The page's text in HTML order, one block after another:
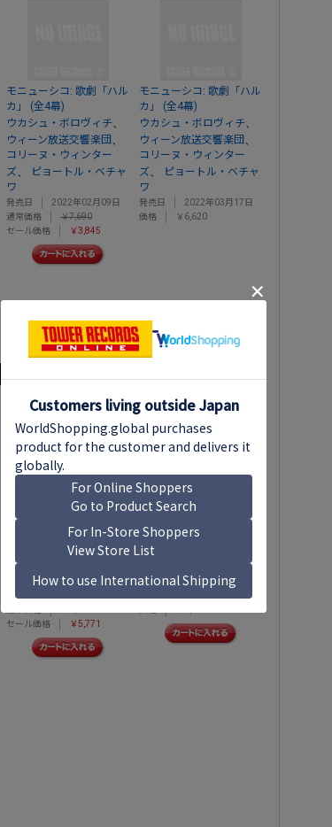
モニューシコ: 歌劇「ハル
カ」 (全4幕)
ウカシュ・ボロヴィチ
ウィーン放送交響楽団
コリーヌ・ウィンター
ズ
ピョートル・ベチャ
ワ
発売日
2022年03月17日
価格
￥6,620
モニューシコ: 歌劇「ハル
カ」 (全4幕)
ウカシュ・ボロヴィチ
ウィーン放送交響楽団
コリーヌ・ウィンター
ズ
ピョートル・ベチャ
ワ
発売日
2022年02月09日
通常価格
￥7,690
セール価格
￥3,845
モニューシコ: 歌劇「ハル
カ」 (全4幕)
、
ウィーン放送交響楽団
コリーヌ・ウィンター
ピョートル・ベチャ
ワ
2022年03月17日
モニューシコ: 歌劇「ハル
ウカシュ・ボロヴィチ
ウィーン放送交響楽団、
コリーヌ・ウィンター
ズ、
発売日
セール価格
￥5,771